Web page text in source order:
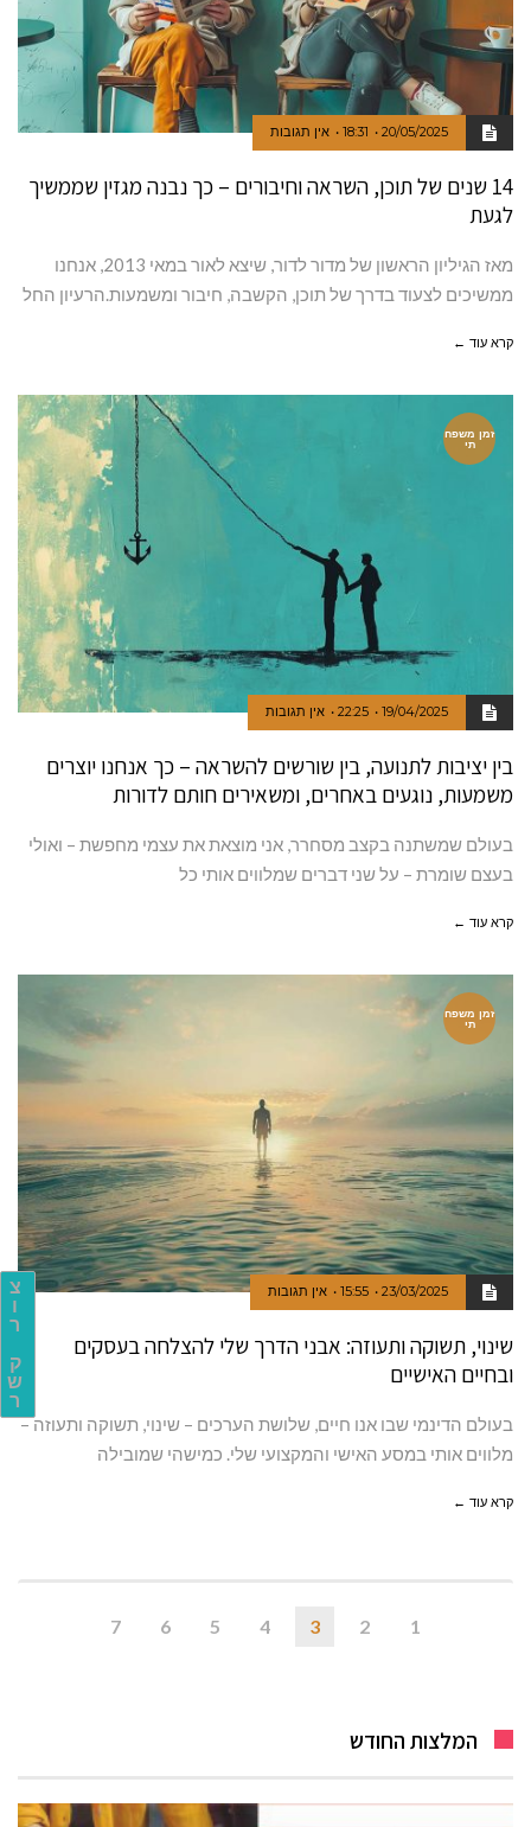
צ
ו
ר
ק
ש
ר
20/05/2025
18:31 אין תגובות
14 שנים של תוכן, השראה וחיבורים – כך נבנה מגזין שממשיך
לגעת
מאז הגיליון הראשון של מדור לדור, שיצא לאור במאי 2013, אנחנו
ממשיכים לצעוד בדרך של תוכן, הקשבה, חיבור ומשמעות.הרעיון החל
קרא עוד ←
זמן משפח
תי
19/04/2025
22:25 אין תגובות
בין יציבות לתנועה, בין שורשים להשראה – כך אנחנו יוצרים
משמעות, נוגעים באחרים, ומשאירים חותם לדורות
בעולם שמשתנה בקצב מסחרר, אני מוצאת את עצמי מחפשת – ואולי
בעצם שומרת – על שני דברים שמלווים אותי כל
קרא עוד ←
זמן משפח
תי
23/03/2025
15:55 אין תגובות
שינוי, תשוקה ותעוזה: אבני הדרך שלי להצלחה בעסקים
ובחיים האישיים
בעולם הדינמי שבו אנו חיים, שלושת הערכים – שינוי, תשוקה ותעוזה –
מלווים אותי במסע האישי והמקצועי שלי. כמישהי שמובילה
קרא עוד ←
1
2
3
4
5
6
7
המלצות החודש